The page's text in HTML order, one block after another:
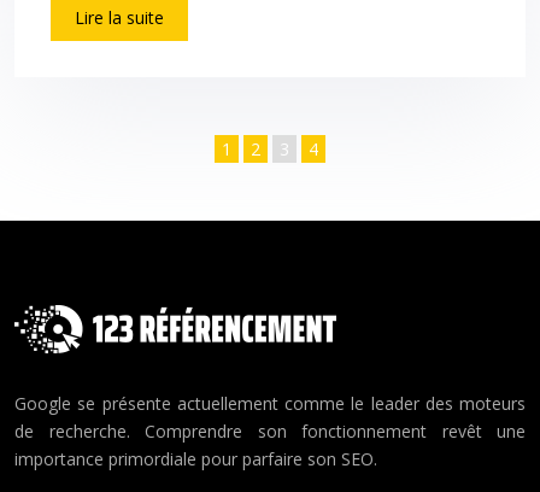
Lire la suite
1 2 3 4
Google se présente actuellement comme le leader des moteurs
de recherche. Comprendre son fonctionnement revêt une
importance primordiale pour parfaire son SEO.